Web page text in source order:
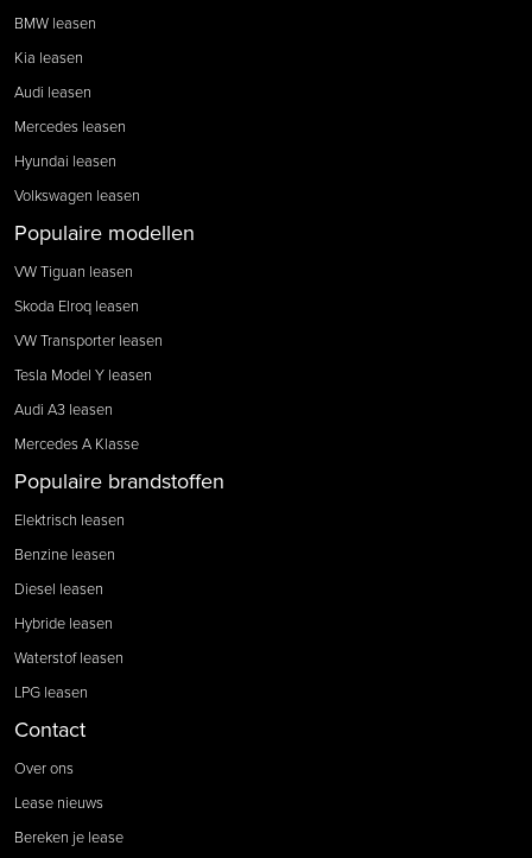
BMW leasen
Kia leasen
Audi leasen
Mercedes leasen
Hyundai leasen
Volkswagen leasen
Populaire modellen
VW Tiguan leasen
Skoda Elroq leasen
VW Transporter leasen
Tesla Model Y leasen
Audi A3 leasen
Mercedes A Klasse
Populaire brandstoffen
Elektrisch leasen
Benzine leasen
Diesel leasen
Hybride leasen
Waterstof leasen
LPG leasen
Contact
Over ons
Lease nieuws
Bereken je lease